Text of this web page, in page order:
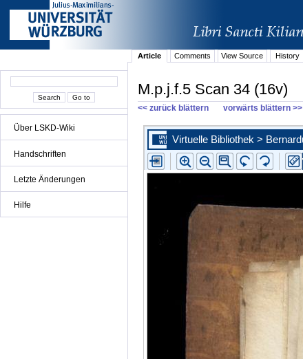
Über LSKD-Wiki
Handschriften
Letzte Änderungen
Hilfe
Article
Comments View Source History
M.p.j.f.5 Scan 34 (16v)
<< zurück blättern vorwärts blättern >>